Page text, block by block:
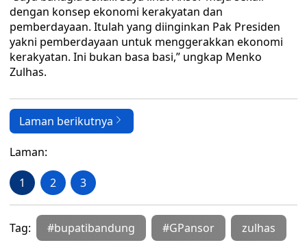
dengan konsep ekonomi kerakyatan dan
pemberdayaan. Itulah yang diinginkan Pak Presiden
yakni pemberdayaan untuk menggerakkan ekonomi
kerakyatan. Ini bukan basa basi,” ungkap Menko
Zulhas.
Laman berikutnya
Laman:
1 2 3
Tag: #bupatibandung #GPansor zulhas